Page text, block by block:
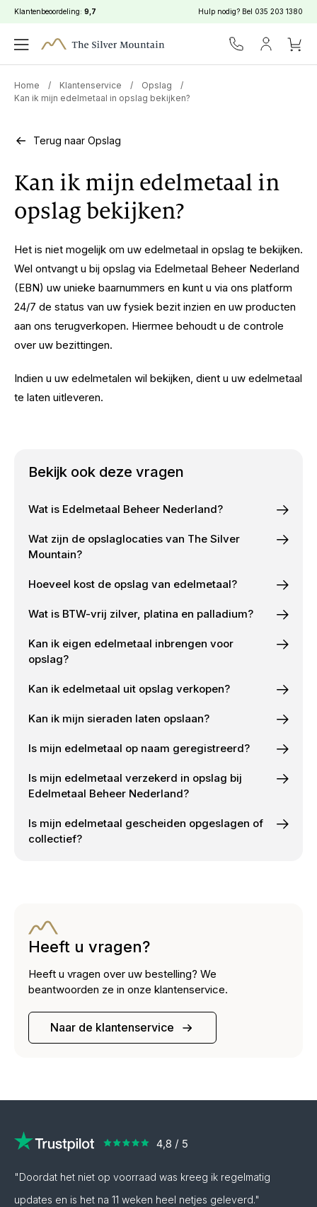
Klantenbeoordeling: 9,7 Hulp nodig? Bel 035 203 1380
Home / Klantenservice / Opslag
/
Kan ik mijn edelmetaal in opslag bekijken?
Terug naar Opslag
Kan ik mijn edelmetaal in
opslag bekijken?
Het is niet mogelijk om uw edelmetaal in opslag te bekijken.
Wel ontvangt u bij opslag via Edelmetaal Beheer Nederland
(EBN) uw unieke baarnummers en kunt u via ons platform
24/7 de status van uw fysiek bezit inzien en uw producten
aan ons terugverkopen. Hiermee behoudt u de controle
over uw bezittingen.
Indien u uw edelmetalen wil bekijken, dient u uw edelmetaal
te laten uitleveren.
Bekijk ook deze vragen
Wat is Edelmetaal Beheer Nederland?
Wat zijn de opslaglocaties van The Silver
Mountain?
Hoeveel kost de opslag van edelmetaal?
Wat is BTW-vrij zilver, platina en palladium?
Kan ik eigen edelmetaal inbrengen voor
opslag?
Kan ik edelmetaal uit opslag verkopen?
Kan ik mijn sieraden laten opslaan?
Is mijn edelmetaal op naam geregistreerd?
Is mijn edelmetaal verzekerd in opslag bij
Edelmetaal Beheer Nederland?
Is mijn edelmetaal gescheiden opgeslagen of
collectief?
Heeft u vragen?
Heeft u vragen over uw bestelling? We
beantwoorden ze in onze klantenservice.
Naar de klantenservice
"Doordat het niet op voorraad was kreeg ik regelmatig
updates en is het na 11 weken heel netjes geleverd."